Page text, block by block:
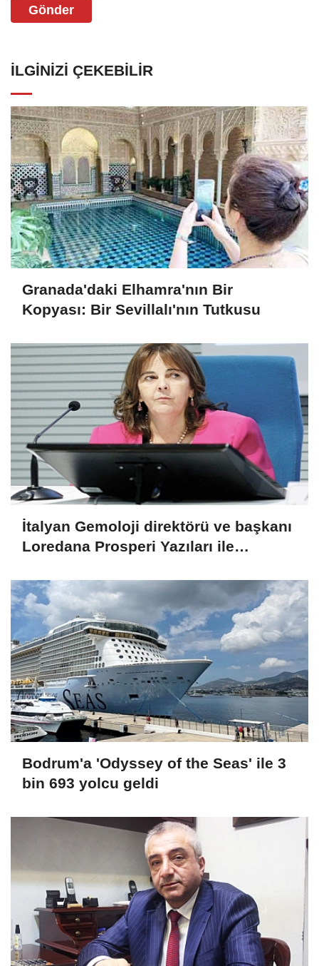
Gönder
İLGINIZI ÇEKEBILIR
Granada'daki Elhamra'nın Bir
Kopyası: Bir Sevillalı'nın Tutkusu
İtalyan Gemoloji direktörü ve başkanı
Loredana Prosperi Yazıları ile
Bodrum'a 'Odyssey of the Seas' ile 3
bin 693 yolcu geldi